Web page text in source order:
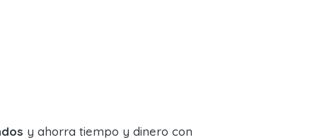
y ahorra tiempo y dinero con